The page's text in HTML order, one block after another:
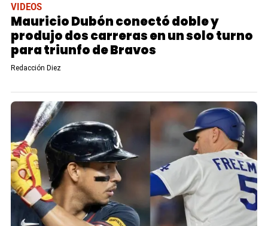
VIDEOS
Mauricio Dubón conectó doble y
produjo dos carreras en un solo turno
para triunfo de Bravos
Redacción Diez